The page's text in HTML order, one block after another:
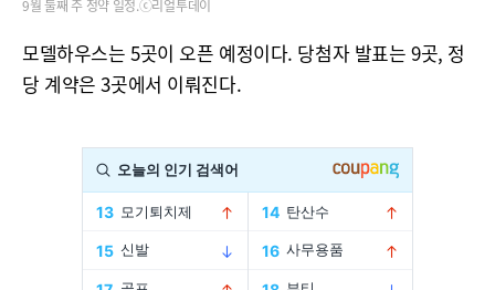
9월 둘째 주 청약 일정.ⓒ리얼투데이
모델하우스는 5곳이 오픈 예정이다. 당첨자 발표는 9곳, 정
당 계약은 3곳에서 이뤄진다.